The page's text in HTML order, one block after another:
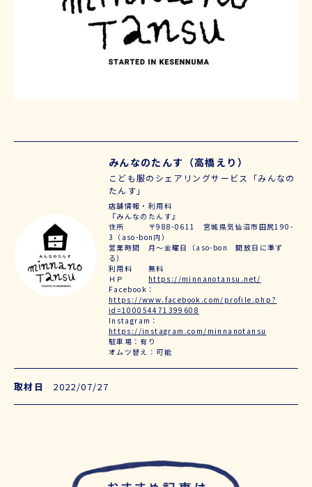
みんなのたんす（高橋えり）
こども服のシェアリングサービス「みんなの
たんす」
店舗情報・利用料
『みんなのたんす』
住所 〒988-0611 宮城県気仙沼市田尻190-
3（aso-bon内）
営業時間 月〜金曜日（aso-bon 開放日に準ず
る）
利用料 無料
ＨＰ https://minnanotansu.net/
Facebook：
https://www.facebook.com/profile.php?
id=100054471399608
Instagram：
https://instagram.com/minnanotansu
駐車場：有り
オムツ替え：可能
取材日 2022/07/27